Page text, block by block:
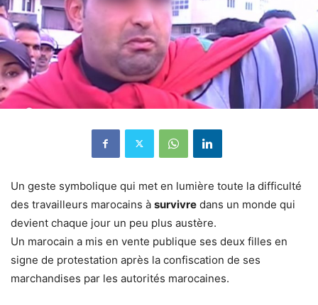
Un geste symbolique qui met en lumière toute la difficulté
des travailleurs marocains à survivre dans un monde qui
devient chaque jour un peu plus austère.
Un marocain a mis en vente publique ses deux filles en
signe de protestation après la confiscation de ses
marchandises par les autorités marocaines.